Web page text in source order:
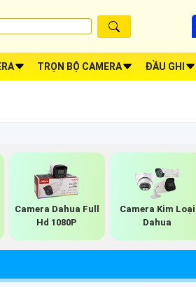
TRỌN BỘ CAMERA ĐẦU GHI
Camera Dahua Full
Hd 1080P
Camera Kim Loại
Dahua